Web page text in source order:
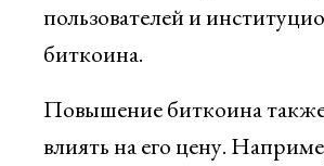
пользователей и
биткоина.
Повышение биткоина
влиять на его цену.